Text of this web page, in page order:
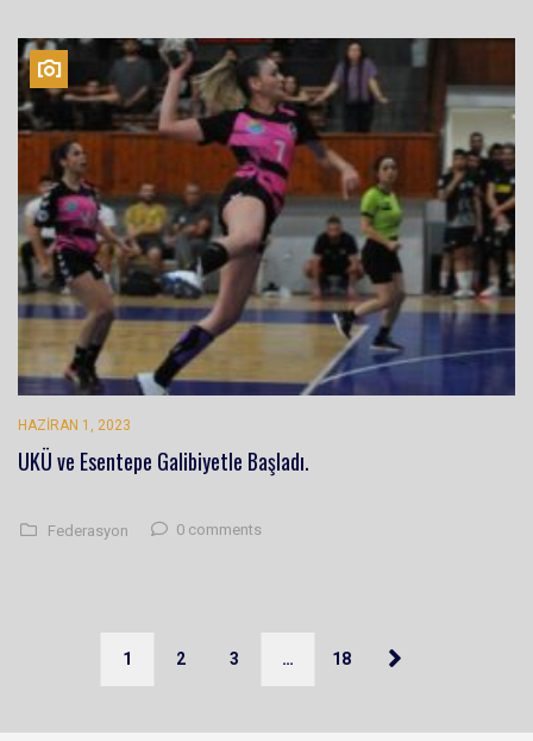
HAZIRAN 1, 2023
UKÜ ve Esentepe Galibiyetle Başladı.
Federasyon 0 comments
1 2 3 … 18